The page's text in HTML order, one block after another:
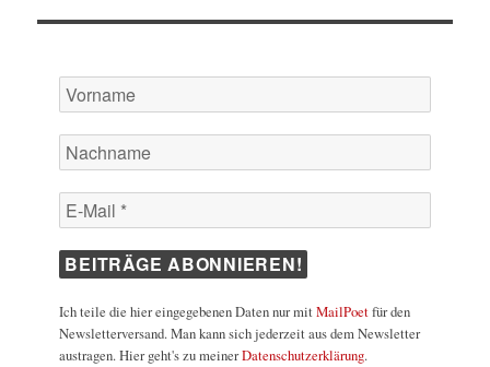
Ich teile die hier eingegebenen Daten nur mitMailPoetfür den
Newsletterversand. Man kann sich jederzeit aus dem Newsletter
austragen. Hier geht's zu meinerDatenschutzerklärung.